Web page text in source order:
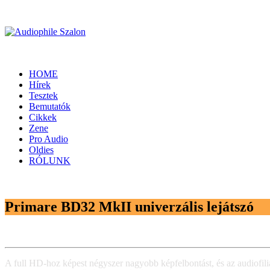
HOME
Hírek
Tesztek
Bemutatók
Cikkek
Zene
Pro Audio
Oldies
RÓLUNK
Primare BD32 MkII univerzális lejátszó
A full HD-hoz képest négyszer nagyobb képfelbontást, és az